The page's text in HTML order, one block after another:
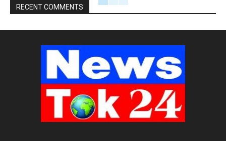
RECENT COMMENTS